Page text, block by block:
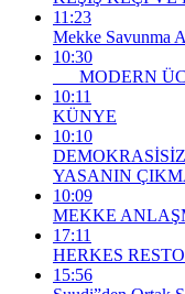
11:23
Mekke Savunma
10:30
MODERN
10:11
KÜNYE
10:10
YASANIN
10:09
MEKKE
17:11
HERKES
15:56